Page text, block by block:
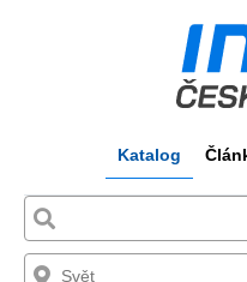
Katalog